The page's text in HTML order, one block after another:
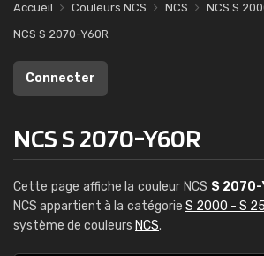
Accueil Couleurs NCS NCS
NCS S
NCS S 2070-Y60R
Connecter
NCS S 2070-Y60R
Cette page affiche la couleur NCS S
NCS appartient à la catégorie S 2000 - S
système de couleurs NCS.